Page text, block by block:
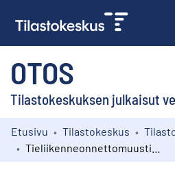
OTOS
Tilastokeskuksen julkaisut
Kokoelmat
Etusivu Tilastokeskus